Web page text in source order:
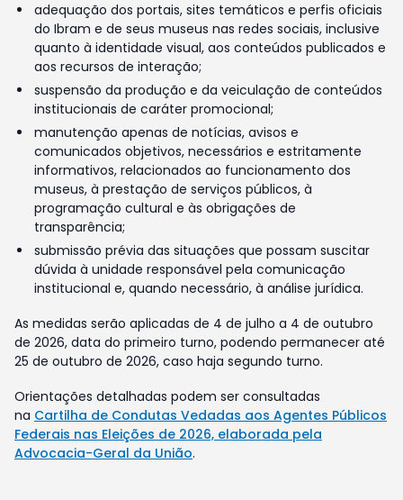
adequação dos portais, sites temáticos e perfis oficiais
do Ibram e de seus museus nas redes sociais, inclusive
quanto à identidade visual, aos conteúdos publicados e
aos recursos de interação;
suspensão da produção e da veiculação de conteúdos
institucionais de caráter promocional;
manutenção apenas de notícias, avisos e
comunicados objetivos, necessários e estritamente
informativos, relacionados ao funcionamento dos
museus, à prestação de serviços públicos, à
programação cultural e às obrigações de
transparência;
submissão prévia das situações que possam suscitar
dúvida à unidade responsável pela comunicação
institucional e, quando necessário, à análise jurídica.
As medidas serão aplicadas de 4 de julho a 4 de outubro
de 2026, data do primeiro turno, podendo permanecer até
25 de outubro de 2026, caso haja segundo turno.
Orientações detalhadas podem ser consultadas
na Cartilha de Condutas Vedadas aos Agentes Públicos
Federais nas Eleições de 2026, elaborada pela
Advocacia-Geral da União.